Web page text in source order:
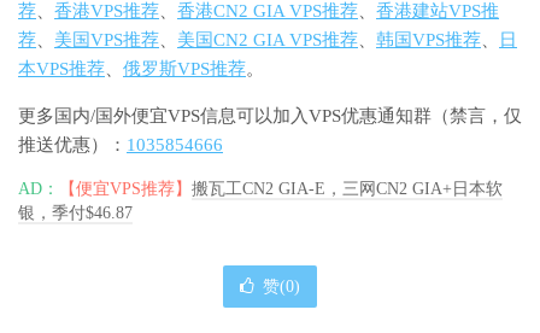
荐、 香港VPS推荐、 香港CN2 GIA VPS推荐、 香港建站VPS推
荐、 美国VPS推荐、 美国CN2 GIA VPS推荐、 韩国VPS推荐、
日
本VPS推荐、 俄罗斯VPS推荐。
更多国内/国外便宜VPS信息可以加入VPS优惠通知群（禁言，仅
推送优惠）： 1035854666
AD： 【便宜VPS推荐】 搬瓦工CN2 GIA-E，三网CN2 GIA+日本软
银，季付$46.87
赞(0)